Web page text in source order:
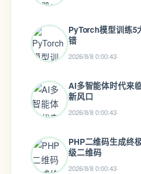
PyTorch模型训练5
错
2026/8/8 0:00:43
AI多智能体时代来
新风口
2026/8/8 0:00:43
PHP二维码生成终
级二维码
2026/8/8 0:00:43